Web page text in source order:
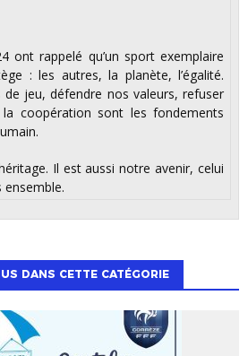
: les autres, la planète, l’égalité.
de jeu, défendre nos valeurs, refuser
coopération sont les fondements
DANS CETTE CATÉGORIE